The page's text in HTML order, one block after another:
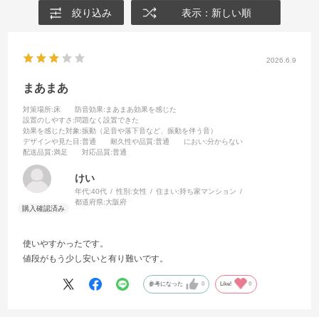
絞り込み 表示：新しい順
2026.6.9
まあまあ
対策場所:床 防音効果:まあまあ効果を感じた
設置のしやすさ :問題なく設置できた
効果を感じた対象:振動（足音や落下音など、振動を伴う音）
デザインや見た目 :普通 耐久性や品質:普通 におい:分からない
配送品質:満足 対応品質:普通
けい
年代:40代 性別:女性 住まい:持ち家マンション
都道府県:大阪府
使いやすかったです。
値段がもう少し安いと有り難いです。
参考になった 0 Like! 0